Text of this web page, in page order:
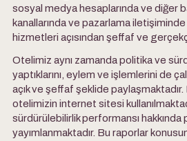
sosyal medya hesaplarında ve diğer
kanallarında ve pazarlama
hizmetleri açısından şeffaf ve
Otelimiz aynı zamanda politika ve
yaptıklarını, eylem ve işlemlerini de
açık ve şeffaf şeklide paylaşmaktadır.
otelimizin internet sitesi
sürdürülebilirlik performansı
yayımlanmaktadır. Bu raporlar